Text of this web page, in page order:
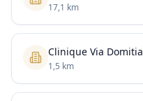
17,1 km
Clinique Via Domitia
1,5 km